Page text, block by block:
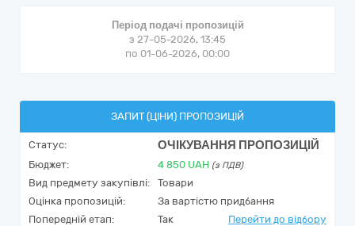
Період подачі пропозицій
з 27-05-2026, 13:45
по 01-06-2026, 00:00
ЗАПИТ (ЦІНИ) ПРОПОЗИЦІЙ
Статус: ОЧІКУВАННЯ ПРОПОЗИЦІЙ
Бюджет: 4 850 UAH (з ПДВ)
Вид предмету закупівлі:
Товари
Оцінка пропозицій:
За вартістю придбання
Попередній етап:
Так Перейти до відбору